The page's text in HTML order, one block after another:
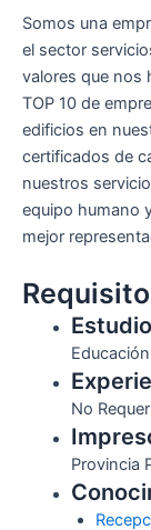
Somos una
el sector
valores que nos
TOP 10 de
edificios en
certificados de
nuestros
equipo humano
mejor
No
Provincia